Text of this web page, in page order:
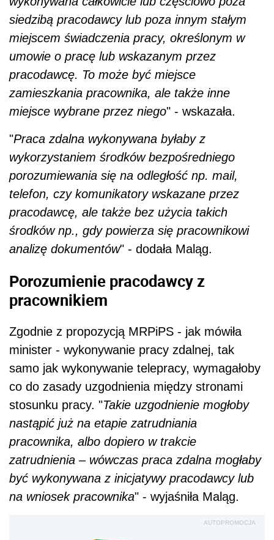
siedzibą pracodawcy lub poza innym stałym
miejscem świadczenia pracy, określonym w
umowie o pracę lub wskazanym przez
pracodawcę. To może być miejsce
zamieszkania pracownika, ale także inne
miejsce wybrane przez niego" - wskazała.
"Praca zdalna wykonywana byłaby z
wykorzystaniem środków bezpośredniego
porozumiewania się na odległość np. mail,
telefon, czy komunikatory wskazane przez
pracodawcę, ale także bez użycia takich
środków np., gdy powierza się pracownikowi
analizę dokumentów" - dodała Maląg.
Porozumienie pracodawcy z
pracownikiem
Zgodnie z propozycją MRPiPS - jak mówiła
minister - wykonywanie pracy zdalnej, tak
samo jak wykonywanie telepracy, wymagałoby
co do zasady uzgodnienia między stronami
stosunku pracy. "Takie uzgodnienie mogłoby
nastąpić już na etapie zatrudniania
pracownika, albo dopiero w trakcie
zatrudnienia – wówczas praca zdalna mogłaby
być wykonywana z inicjatywy pracodawcy lub
na wniosek pracownika" - wyjaśniła Maląg.
AUTOPROMOCJA